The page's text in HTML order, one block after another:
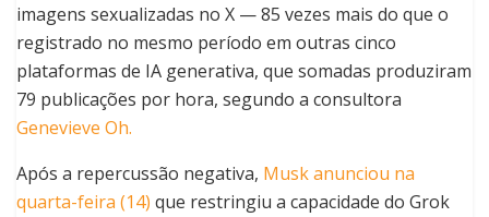
imagens sexualizadas no X — 85 vezes mais do que o
registrado no mesmo período em outras cinco
plataformas de IA generativa, que somadas produziram
79 publicações por hora, segundo a consultora
Genevieve Oh.
Após a repercussão negativa, Musk anunciou na
quarta-feira (14) que restringiu a capacidade do Grok